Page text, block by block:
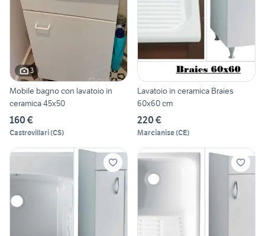
3
Mobile bagno con lavatoio in
ceramica 45x50
160 €
Castrovillari(CS)
Lavatoio in ceramica Braies
60x60 cm
220 €
Marcianise(CE)